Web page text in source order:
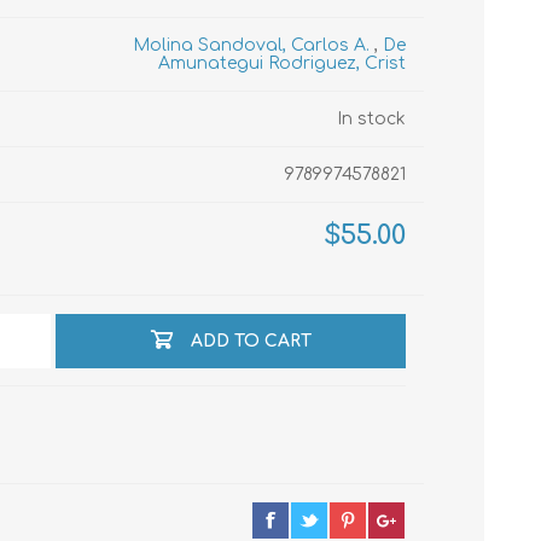
Molina Sandoval, Carlos A. , De
Amunategui Rodriguez, Crist
In stock
9789974578821
$55.00
ADD TO CART